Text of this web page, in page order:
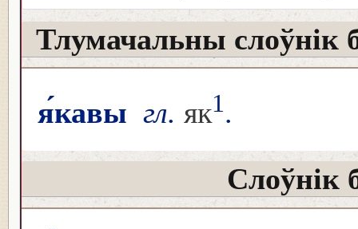
Тлумачальны слоўнік
я́кавы гл. як1.
Слоўнік